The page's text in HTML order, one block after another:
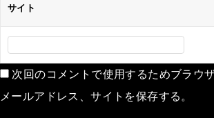
サイト
次回のコメントで使用するためブラウ
メールアドレス、サイトを保存する。